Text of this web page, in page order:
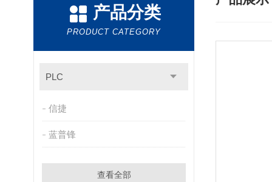
产品分类
PRODUCT CATEGORY
PLC
信捷
蓝普锋
查看全部